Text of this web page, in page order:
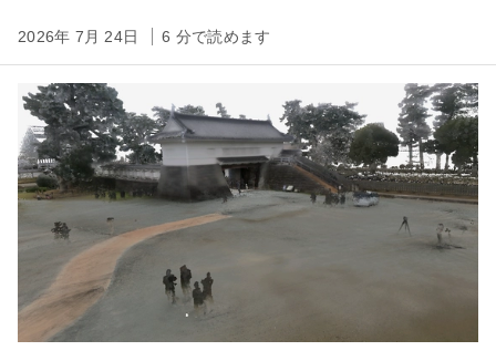
2026年 7月 24日 6 分で読めます